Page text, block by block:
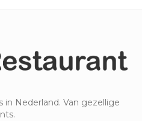
Nederland. Van gezellige